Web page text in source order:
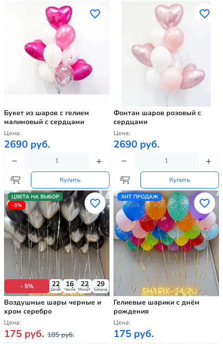
Букет из шаров с гелием
малиновый с сердцами
Цена:
2690 руб.
Купить
Фонтан шаров розовый с
сердцами
Цена:
2690 руб.
Купить
ЦВЕТА НА ВЫБОР
-5%
- 5% 22
Дней
16
Часов
22
Минут
28
Секунд
Воздушные шары черные и
хром серебро
Цена:
175 руб. 185 руб.
ХИТ ПРОДАЖ
Гелиевые шарики с днём
рождения
Цена:
175 руб.